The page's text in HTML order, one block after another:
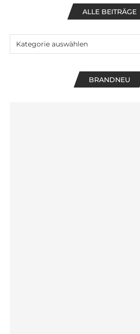
ALLE BEITRÄGE
BRANDNEU